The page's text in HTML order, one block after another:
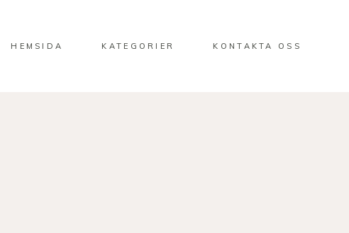
HEMSIDA KATEGORIER KONTAKTA OSS